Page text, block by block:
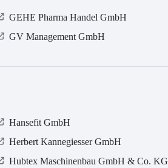
GEHE Pharma Handel GmbH
GV Management GmbH
Hansefit GmbH
Herbert Kannegiesser GmbH
Hubtex Maschinenbau GmbH & Co. KG